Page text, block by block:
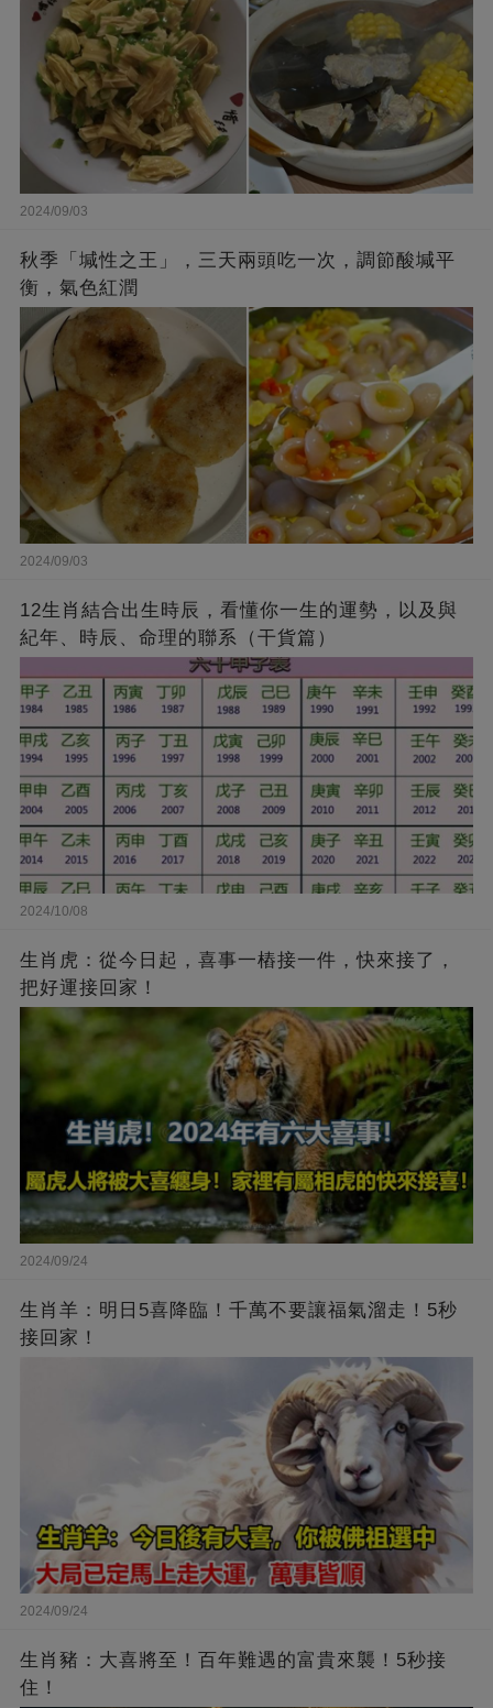
2024/09/03
秋季「堿性之王」，三天兩頭吃一次，調節酸堿平
衡，氣色紅潤
2024/09/03
12生肖結合出生時辰，看懂你一生的運勢，以及與
紀年、時辰、命理的聯系（干貨篇）
2024/10/08
生肖虎：從今日起，喜事一樁接一件，快來接了，
把好運接回家！
2024/09/24
生肖羊：明日5喜降臨！千萬不要讓福氣溜走！5秒
接回家！
2024/09/24
生肖豬：大喜將至！百年難遇的富貴來襲！5秒接
住！